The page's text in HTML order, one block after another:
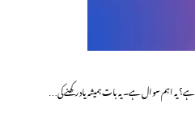
یہ اہم سوال ہے۔ یہ بات ہمیشہ یاد رکھنے کی…